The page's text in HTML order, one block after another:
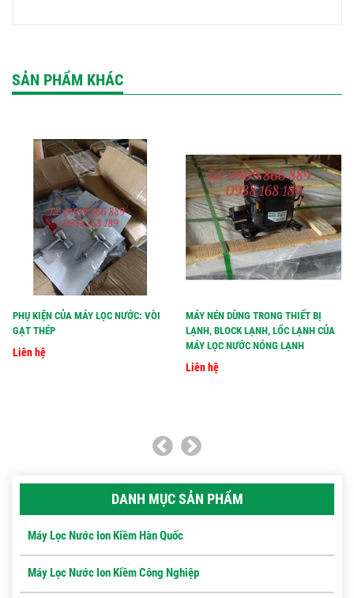
SẢN PHẨM KHÁC
PHỤ KIỆN CỦA MÁY LỌC NƯỚC: VÒI
GẠT THÉP
Liên hệ
MÁY NÉN DÙNG TRONG THIẾT BỊ
LẠNH, BLOCK LẠNH, LỐC LẠNH CỦA
MÁY LỌC NƯỚC NÓNG LẠNH
Liên hệ
DANH MỤC SẢN PHẨM
Máy Lọc Nước Ion Kiềm Hàn Quốc
Máy Lọc Nước Ion Kiềm Công Nghiệp